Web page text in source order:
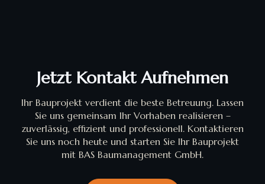
Jetzt Kontakt Aufnehmen
Ihr Bauprojekt verdient die beste Betreuung. Lassen
Sie uns gemeinsam Ihr Vorhaben realisieren –
zuverlässig, effizient und professionell. Kontaktieren
Sie uns noch heute und starten Sie Ihr Bauprojekt
mit BAS Baumanagement GmbH.